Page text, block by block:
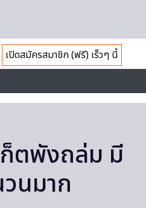
เปิดสมัครสมาชิก (ฟรี) เร็วๆ นี้
ก็ตพังถล่ม มี
นมาก